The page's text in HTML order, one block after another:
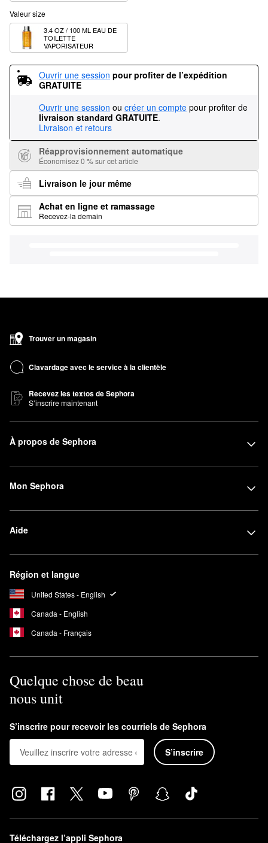
Valeur size
3.4 OZ / 100 ML EAU DE
TOILETTE
VAPORISATEUR
Ouvrir une session pour profiter de l’expédition
GRATUITE
Ouvrir une session ou créer un compte pour profiter de
livraison standard GRATUITE.
Livraison et retours
Réapprovisionnement automatique
Économisez 0 % sur cet article
Livraison le jour même
Achat en ligne et ramassage
Recevez-la demain
Trouver un magasin
Clavardage avec le service à la clientèle
Recevez les textos de Sephora
S’inscrire maintenant
À propos de Sephora
Mon Sephora
Aide
Région et langue
United States - English
Canada - English
Canada - Français
Quelque chose de beau
nous unit
S’inscrire pour recevoir les courriels de Sephora
S’inscrire
Téléchargez l’appli Sephora